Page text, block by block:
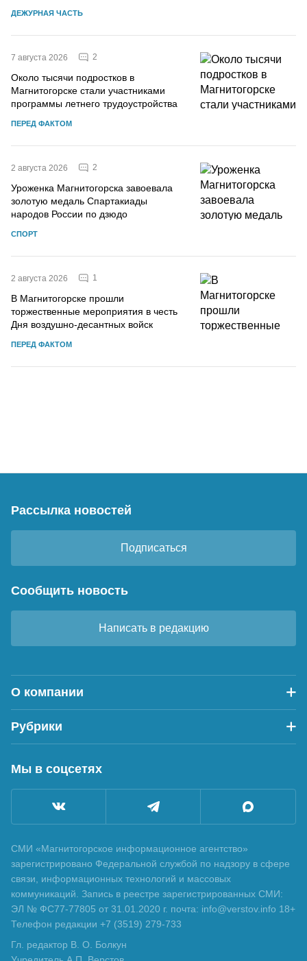
ДЕЖУРНАЯ ЧАСТЬ
7 августа 2026 2
Около тысячи подростков в
Магнитогорске стали участниками
программы летнего трудоустройства
ПЕРЕД ФАКТОМ
2 августа 2026 2
Уроженка Магнитогорска завоевала
золотую медаль Спартакиады
народов России по дзюдо
СПОРТ
2 августа 2026 1
В Магнитогорске прошли
торжественные мероприятия в честь
Дня воздушно-десантных войск
ПЕРЕД ФАКТОМ
Рассылка новостей
Подписаться
Сообщить новость
Написать в редакцию
О компании
Рубрики
Мы в соцсетях
СМИ «Магнитогорское информационное агентство»
зарегистрировано Федеральной службой по надзору в сфере
связи, информационных технологий и массовых
коммуникаций. Запись в реестре зарегистрированных СМИ:
ЭЛ № ФС77-77805 от 31.01.2020 г. почта: info@verstov.info 18+
Телефон редакции +7 (3519) 279-733
Гл. редактор В. О. Болкун